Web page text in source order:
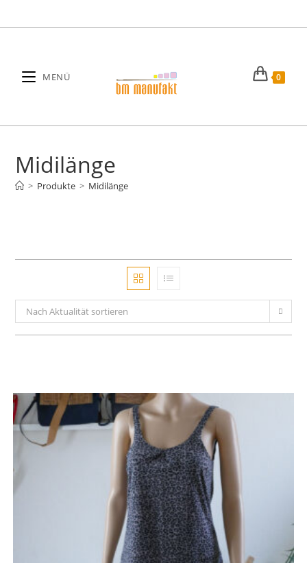
Inhalt
MENÜ 0
Midilänge
> Produkte > Midilänge
Nach Aktualität sortieren